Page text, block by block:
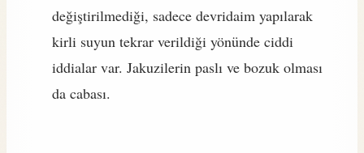
değiştirilmediği, sadece devridaim yapılarak
kirli suyun tekrar verildiği yönünde ciddi
iddialar var. Jakuzilerin paslı ve bozuk olması
da cabası.